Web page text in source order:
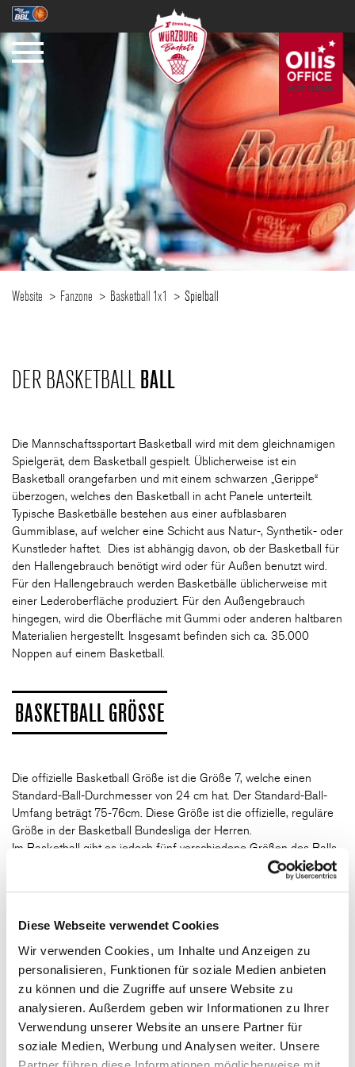
Diese Webseite verwendet Cookies
Wir verwenden Cookies, um Inhalte und Anzeigen zu
personalisieren, Funktionen für soziale Medien anbieten
zu können und die Zugriffe auf unsere Website zu
analysieren. Außerdem geben wir Informationen zu Ihrer
Verwendung unserer Website an unsere Partner für
soziale Medien, Werbung und Analysen weiter. Unsere
SAISON
TICKETS
NEWS
DANCERS
PARTNER
WÜRZBURG-BASKETS-DYN
AKADEMIE
Website Fanzone Basketball 1x1 Spielball
DER BASKETBALLBALL
Die Mannschaftssportart Basketball wird mit dem gleichnamigen
Spielgerät, dem Basketball gespielt. Üblicherweise ist ein
Basketball orangefarben und mit einem schwarzen „Gerippe“
überzogen, welches den Basketball in acht Panele unterteilt.
Typische Basketbälle bestehen aus einer aufblasbaren
Gummiblase, auf welcher eine Schicht aus Natur-, Synthetik- oder
Kunstleder haftet. Dies ist abhängig davon, ob der Basketball für
den Hallengebrauch benötigt wird oder für Außen benutzt wird.
Für den Hallengebrauch werden Basketbälle üblicherweise mit
einer Lederoberfläche produziert. Für den Außengebrauch
hingegen, wird die Oberfläche mit Gummi oder anderen haltbaren
Materialien hergestellt. Insgesamt befinden sich ca. 35.000
Noppen auf einem Basketball.
BASKETBALL GRÖSSE
Die offizielle Basketball Größe ist die Größe 7, welche einen
Standard-Ball-Durchmesser von 24 cm hat. Der Standard-Ball-
Umfang beträgt 75-76cm. Diese Größe ist die offizielle, reguläre
Größe in der Basketball Bundesliga der Herren.
Im Basketball gibt es jedoch fünf verschiedene Größen des Balls.
Die Basketball Größe richtet sich nach dem Alter und dem
Geschlecht. Für die unterschiedlichen Basketball Ballgrößen gibt
sind. Die Basketball Größe 6 ist die offizielle, reguläre Größe im
der Frauen gespielt wird. Nicht nur die Größe des Basketballs ist
von Bedeutung, sondern auch der richtige Luftdruck.
Üblicherweise sollte der Druck in einem Basketball zwischen 0,49
und 0,63 bar liegen.